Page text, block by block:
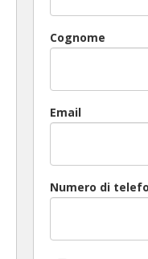
Cognome
Email
Numero di